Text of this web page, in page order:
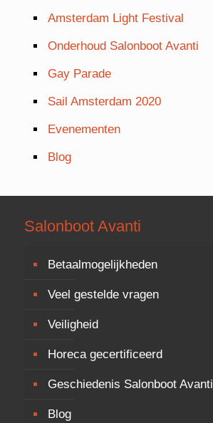
Amsterdam Light Festival
Onderhoud Salonboot Avanti
Gay Parade
Sail Amsterdam 2020
Evenementen
Blog
Salonboot Avanti
Betaalmogelijkheden
Veel gestelde vragen
Veiligheid
Horeca gecertificeerd
Geschiedenis Salonboot Avanti
Blog